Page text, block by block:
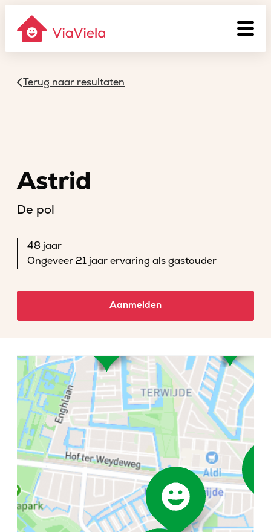
Terug naar resultaten
Astrid
De pol
48 jaar
Ongeveer 21 jaar ervaring als gastouder
Aanmelden